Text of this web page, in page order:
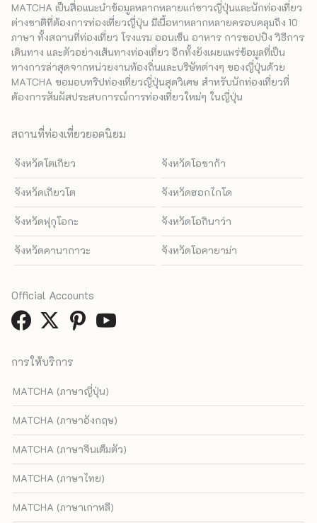
MATCHA เป็นสื่อแนะนำข้อมูลหลากหลายแก่ชาวญี่ปุ่นและนักท่องเที่ยว
ต่างชาติที่ต้องการท่องเที่ยวญี่ปุ่น มีเนื้อหาหลากหลายครอบคลุมถึง 10
ภาษา ทั้งสถานที่ท่องเที่ยว โรงแรม ออนเซ็น อาหาร การชอปปิง วิธีการ
เดินทาง และตัวอย่างเส้นทางท่องเที่ยว อีกทั้งยังเผยแพร่ข้อมูลที่เป็น
ทางการล่าสุดจากหน่วยงานท้องถิ่นและบริษัทต่างๆ ของญี่ปุ่นด้วย
MATCHA ขอมอบทริปท่องเที่ยวญี่ปุ่นสุดวิเศษ สำหรับนักท่องเที่ยวที่
ต้องการสัมผัสประสบการณ์การท่องเที่ยวใหม่ๆ ในญี่ปุ่น
สถานที่ท่องเที่ยวยอดนิยม
จังหวัดโตเกียว จังหวัดโอซาก้า
จังหวัดเกียวโต จังหวัดฮอกไกโด
จังหวัดฟุกุโอกะ จังหวัดโอกินาว่า
จังหวัดคานากาวะ จังหวัดโอคายาม่า
การให้บริการ
MATCHA (ภาษาญี่ปุ่น)
MATCHA (ภาษาอังกฤษ)
MATCHA (ภาษาจีนเต็มตัว)
MATCHA (ภาษาไทย)
MATCHA (ภาษาเกาหลี)
Official Accounts